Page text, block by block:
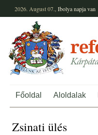
2026. August 07., Ibolyanapja van
Főoldal Aloldalak
Zsinati ülés